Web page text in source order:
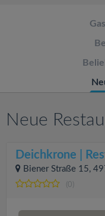
Neue
Deichkrone |
Biener Straße 15,
(0)